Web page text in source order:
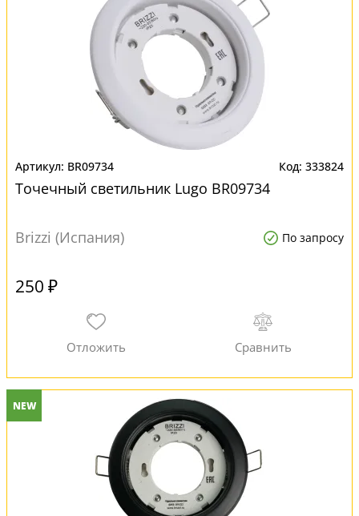
BR09734 333824
Точечный светильник Lugo BR09734
Brizzi (Испания) По запросу
250 ₽
NEW